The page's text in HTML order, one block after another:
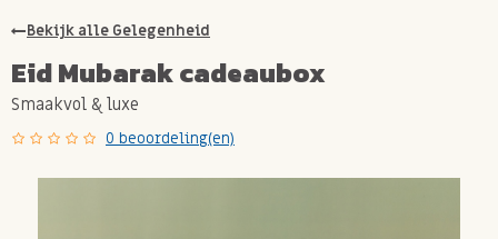
Bekijk alle Gelegenheid
Eid Mubarak cadeaubox
Smaakvol & luxe
0 beoordeling(en)